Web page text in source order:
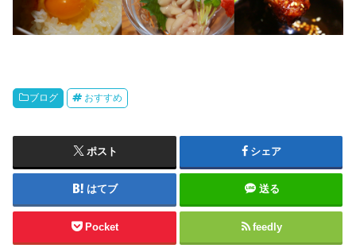
ブログ おすすめ
ポスト シェア
はてブ 送る
Pocket feedly